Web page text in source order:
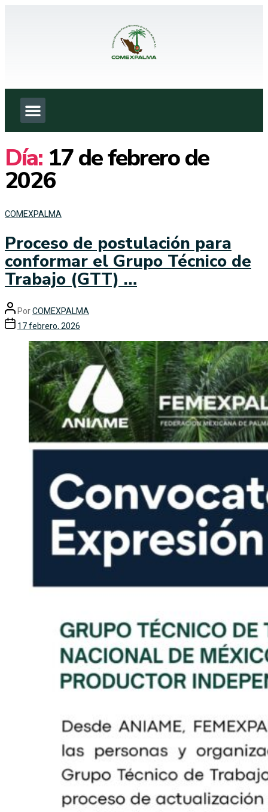
Día: 17 de febrero de
2026
COMEXPALMA
Proceso de postulación para
conformar el Grupo Técnico de
Trabajo (GTT) …
PorCOMEXPALMA
17 febrero, 2026